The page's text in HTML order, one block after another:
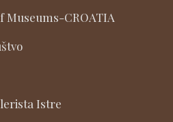
CROATIA
Istre